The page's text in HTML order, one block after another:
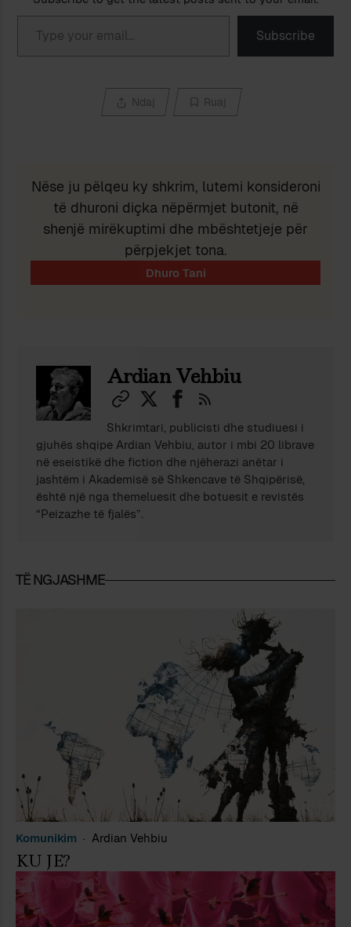
Type your email…
Subscribe
Ndaj Ruaj
Nëse ju pëlqeu ky shkrim, lutemi konsideroni
të dhuroni diçka nëpërmjet butonit, në
shenjë mirëkuptimi dhe mbështetjeje për
përpjekjet tona.
Ardian Vehbiu
Shkrimtari, publicisti dhe studiuesi i
gjuhës shqipe Ardian Vehbiu, autor i mbi 20 librave
në eseistikë dhe fiction dhe njëherazi anëtar i
jashtëm i Akademisë së Shkencave të Shqipërisë,
është një nga themeluesit dhe botuesit e revistës
“Peizazhe të fjalës”.
TË NGJASHME
Komunikim Ardian Vehbiu
KU JE?